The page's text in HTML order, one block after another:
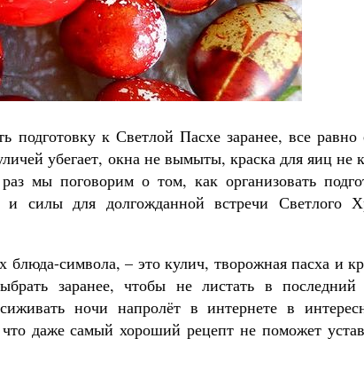
к Светлой Пасхе заранее, все равно
убегает, окна не вымыты, краска для яиц не
мы поговорим о том, как организовать
и силы для долгожданной встречи Светлого
блюда-символа, – это кулич, творожная пасха и
заранее, чтобы не листать в
ночи напролёт в интернете в
даже самый хороший рецепт не поможет